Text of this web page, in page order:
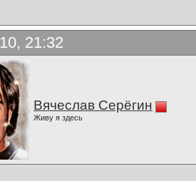
21:32
Вячеслав Серёгин
Живу я здесь